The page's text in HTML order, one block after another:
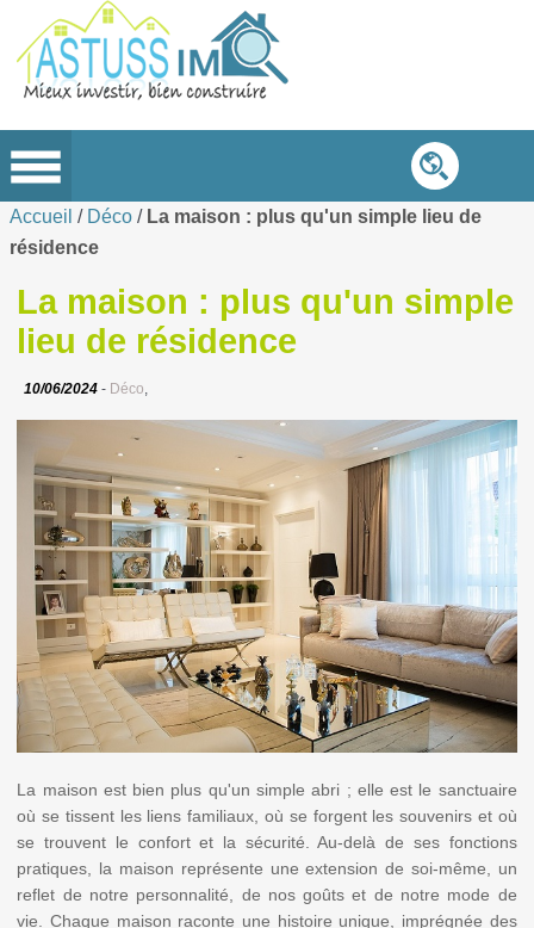
Accueil / Déco / La maison : plus qu'un simple lieu de
résidence
La maison : plus qu'un simple
lieu de résidence
10/06/2024 - Déco
La maison est bien plus qu'un simple abri ; elle est le sanctuaire
où se tissent les liens familiaux, où se forgent les souvenirs et où
se trouvent le confort et la sécurité. Au-delà de ses fonctions
pratiques, la maison représente une extension de soi-même, un
reflet de notre personnalité, de nos goûts et de notre mode de
vie. Chaque maison raconte une histoire unique, imprégnée des